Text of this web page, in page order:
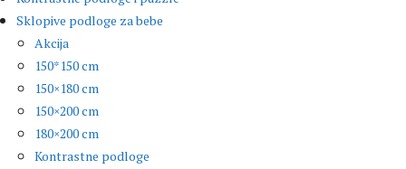
Sklopive podloge za bebe
Akcija
150*150 cm
150×180 cm
150×200 cm
180×200 cm
Kontrastne podloge